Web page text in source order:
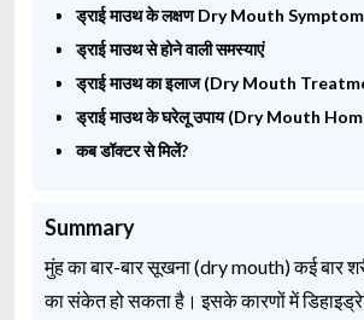
ड्राई माउथ के लक्षण Dry Mouth
ड्राई माउथ से होने वाली समस्याएं
ड्राई माउथ का इलाज (Dry Mouth
ड्राई माउथ के घरेलू उपाय (Dry Mouth
कब डॉक्टर से मिलें?
Summary
मुंह का बार-बार सूखना (dry mouth) कई बार
का संकेत हो सकता है। इसके कारणों में